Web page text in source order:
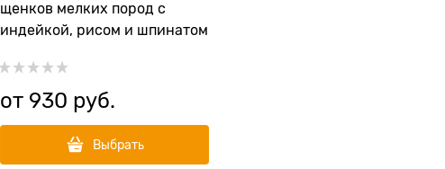
щенков мелких пород с
индейкой, рисом и шпинатом
от 930 руб.
Выбрать